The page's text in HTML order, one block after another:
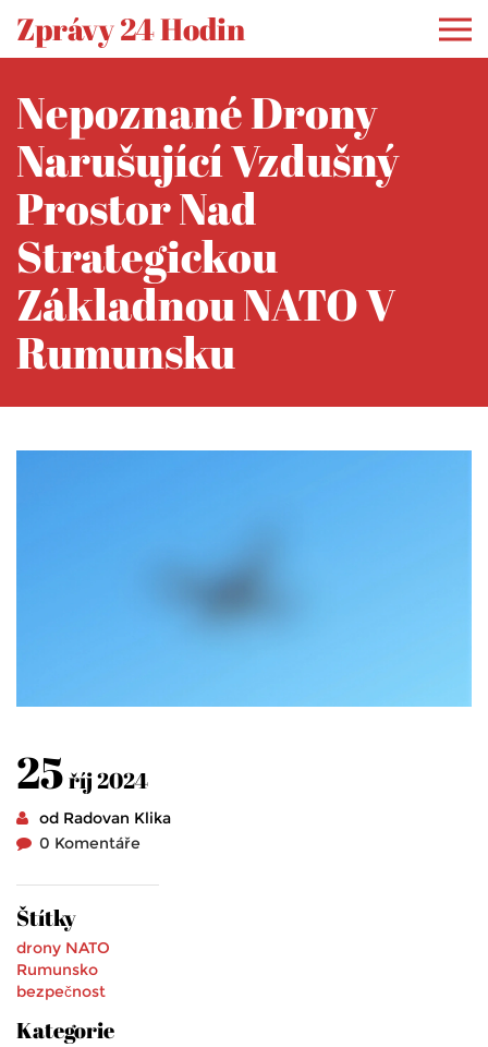
Zprávy 24 Hodin
Nepoznané Drony
Narušující Vzdušný
Prostor Nad
Strategickou
Základnou NATO V
Rumunsku
25říj 2024
od Radovan Klika
0 Komentáře
Štítky
drony NATO
Rumunsko
bezpečnost
Kategorie